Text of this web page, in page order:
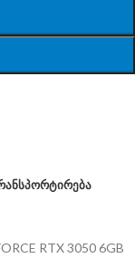
RTX 3050 6GB